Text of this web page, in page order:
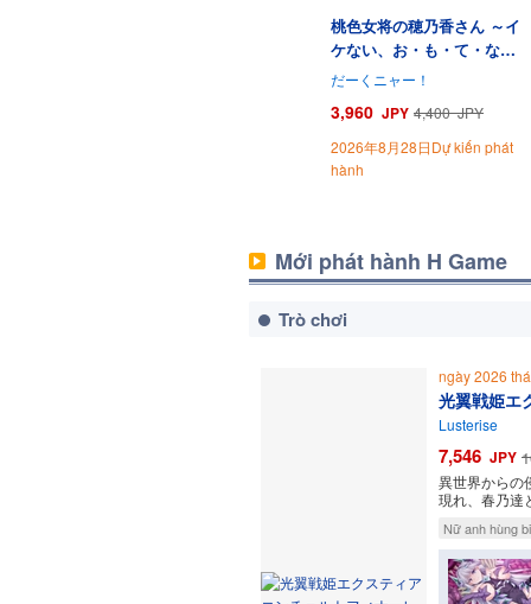
桃色女将の穂乃香さん ～イ
ケない、お・も・て・な・
し～
だーくニャー！
3,960 JPY 4,400JPY
2026年8月28日Dự kiến phát
hành
Mới phát hành H Game
Trò chơi
ngày 2026
光翼戦姫エ
Lusterise
7,546 JPY
異世界からの
現れ、春乃達
Nữ anh hùng